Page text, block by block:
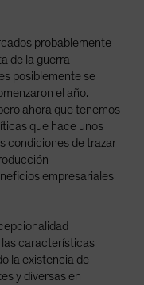
probablemente
de la guerra
posiblemente se
el año.
ahora que tenemos
que hace unos
condiciones de trazar
empresariales
las características
la existencia de
y diversas en